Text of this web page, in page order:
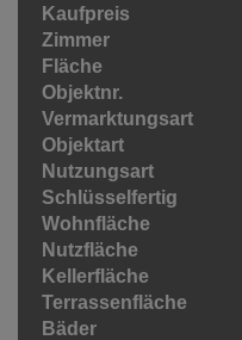
Kaufpreis
Zimmer
Fläche
Objektnr.
Vermarktungsart
Objektart
Nutzungsart
Schlüsselfertig
Wohnfläche
Nutzfläche
Kellerfläche
Terrassenfläche
Bäder